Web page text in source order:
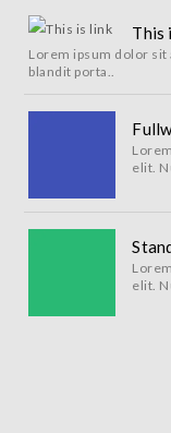
This
Lorem ipsum dolor
blandit porta..
elit.
elit.